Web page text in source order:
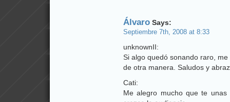
Álvaro Says:
Septiembre 7th, 2008 at 8:33
unknownII:
Si algo quedó sonando raro,
de otra manera. Saludos y
Cati:
Me alegro mucho que te